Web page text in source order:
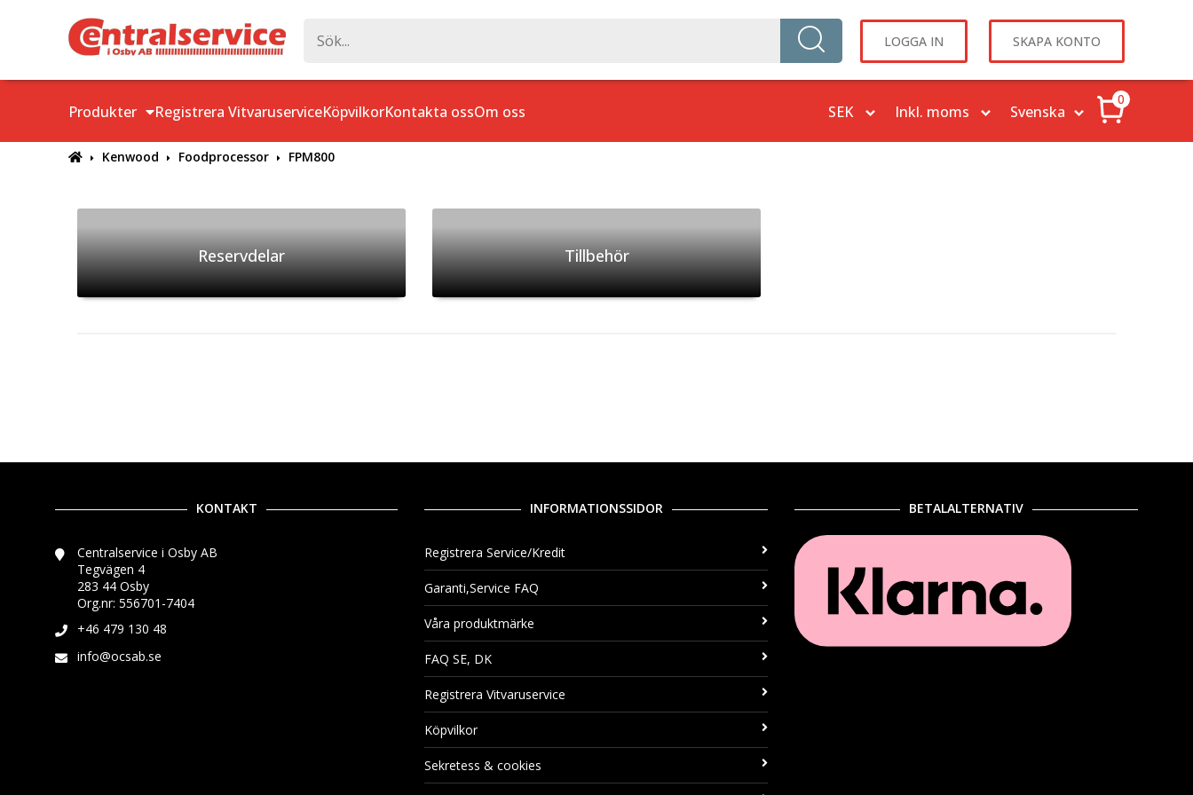
LOGGA IN SKAPA KONTO
Produkter Registrera VitvaruserviceKöpvilkorKontakta ossOm oss
0
Kenwood Foodprocessor FPM800
Reservdelar Tillbehör
KONTAKT
Centralservice i Osby AB
Tegvägen 4
283 44 Osby
Org.nr: 556701-7404
+46 479 130 48
info@ocsab.se
INFORMATIONSSIDOR
Registrera Service/Kredit
Garanti,Service FAQ
Våra produktmärke
FAQ SE, DK
Registrera Vitvaruservice
Köpvilkor
Sekretess & cookies
BETALALTERNATIV